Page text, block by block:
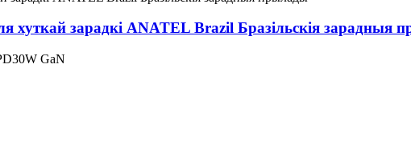
хуткай зарадкі ANATEL Brazil Бразільскія зарадныя
GaN